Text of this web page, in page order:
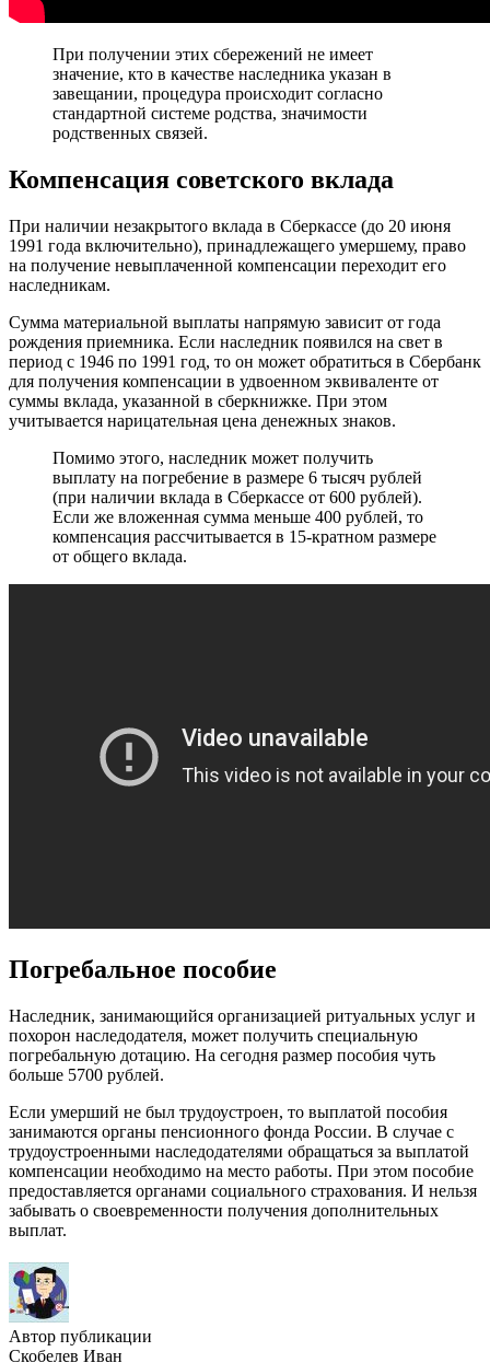
При получении этих сбережений не имеет
значение, кто в качестве наследника указан в
завещании, процедура происходит согласно
стандартной системе родства, значимости
родственных связей.
Компенсация советского вклада
При наличии незакрытого вклада в Сберкассе (до 20 июня
1991 года включительно), принадлежащего умершему, право
на получение невыплаченной компенсации переходит его
наследникам.
Сумма материальной выплаты напрямую зависит от года
рождения приемника. Если наследник появился на свет в
период с 1946 по 1991 год, то он может обратиться в Сбербанк
для получения компенсации в удвоенном эквиваленте от
суммы вклада, указанной в сберкнижке. При этом
учитывается нарицательная цена денежных знаков.
Помимо этого, наследник может получить
выплату на погребение в размере 6 тысяч рублей
(при наличии вклада в Сберкассе от 600 рублей).
Если же вложенная сумма меньше 400 рублей, то
компенсация рассчитывается в 15-кратном размере
от общего вклада.
Погребальное пособие
Наследник, занимающийся организацией ритуальных услуг и
похорон наследодателя, может получить специальную
погребальную дотацию. На сегодня размер пособия чуть
больше 5700 рублей.
Если умерший не был трудоустроен, то выплатой пособия
занимаются органы пенсионного фонда России. В случае с
трудоустроенными наследодателями обращаться за выплатой
компенсации необходимо на место работы. При этом пособие
предоставляется органами социального страхования. И нельзя
забывать о своевременности получения дополнительных
выплат.
Автор публикации
Скобелев Иван